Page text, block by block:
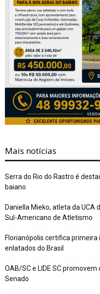
Mais notícias
Serra do Rio do Rastro é
baiano
Daniella Mieko, atleta da UCA
Sul-Americano de Atletismo
Florianópolis certifica
enlatados do Brasil
OAB/SC e LIDE SC
Senado